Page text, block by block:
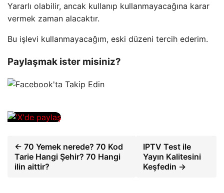
Yararlı olabilir, ancak kullanıp kullanmayacağına karar
vermek zaman alacaktır.
Bu işlevi kullanmayacağım, eski düzeni tercih ederim.
Paylaşmak ister misiniz?
← 70 Yemek nerede? 70 Kod
Tarie Hangi Şehir? 70 Hangi
ilin aittir?
IPTV Test ile
Yayın Kalitesini
Keşfedin →